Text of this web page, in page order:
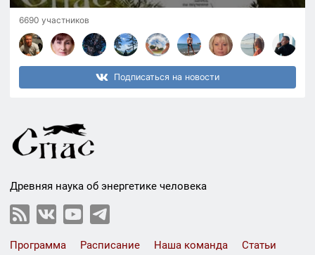
6690 участников
Подписаться на новости
Древняя наука об энергетике человека
Программа Расписание Наша команда Статьи